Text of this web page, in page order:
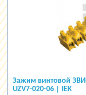
Зажим винтовой
UZV7-020-06 | IEK